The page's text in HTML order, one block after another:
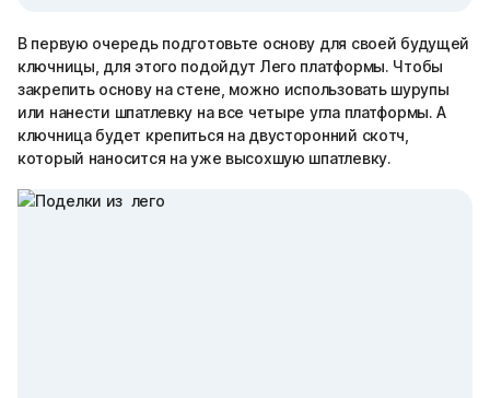
В первую очередь подготовьте основу для своей будущей
ключницы, для этого подойдут Лего платформы. Чтобы
закрепить основу на стене, можно использовать шурупы
или нанести шпатлевку на все четыре угла платформы. А
ключница будет крепиться на двусторонний скотч,
который наносится на уже высохшую шпатлевку.